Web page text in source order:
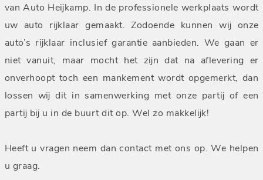
van Auto Heijkamp. In de professionele werkplaats wordt
uw auto rijklaar gemaakt. Zodoende kunnen wij onze
auto’s rijklaar inclusief garantie aanbieden. We gaan er
niet vanuit, maar mocht het zijn dat na aflevering er
onverhoopt toch een mankement wordt opgemerkt, dan
lossen wij dit in samenwerking met onze partij of een
partij bij u in de buurt dit op. Wel zo makkelijk!
Heeft u vragen neem dan contact met ons op. We helpen
u graag.